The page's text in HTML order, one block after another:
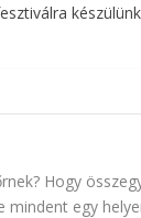
Hogy
egy